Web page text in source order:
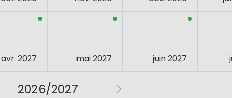
avr. 2027 mai 2027 juin 2027
2026/2027